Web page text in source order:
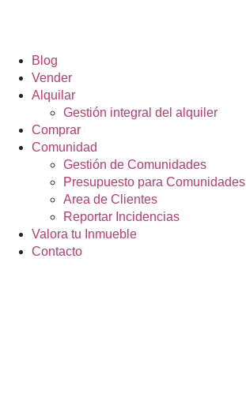
Blog
Vender
Alquilar
Gestión integral del alquiler
Comprar
Comunidad
Gestión de Comunidades
Presupuesto para Comunidades
Area de Clientes
Reportar Incidencias
Valora tu Inmueble
Contacto